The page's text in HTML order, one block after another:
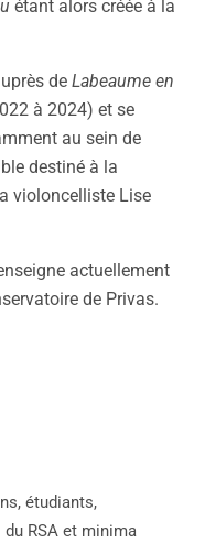
étant alors créée à la
de Labeaume en
à 2024) et se
au sein de
destiné à la
violoncelliste Lise
actuellement
de Privas.
étudiants,
RSA et minima